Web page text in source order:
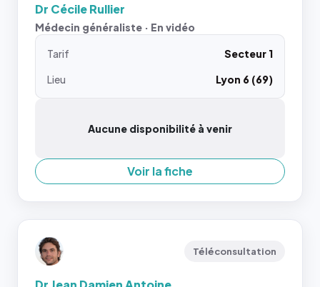
Dr Cécile Rullier
Médecin généraliste · En vidéo
Tarif
Secteur 1
Lieu
Lyon 6 (69)
Aucune disponibilité à venir
Voir la fiche
Téléconsultation